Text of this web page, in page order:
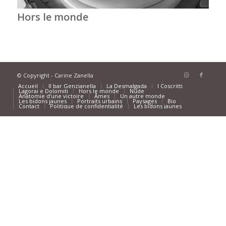
Hors le monde
© Copyright - Carine Zanella
Accueil
Il bar Genzianella La Desmalgada I Coscritti
Lagorai e Dolomiti Hors le monde Nude
Anatomie d’une victoire Âmes Un autre monde
Les bidons jaunes Portraits urbains Paysages Bio
Contact Politique de confidentialité Les bidons jaunes